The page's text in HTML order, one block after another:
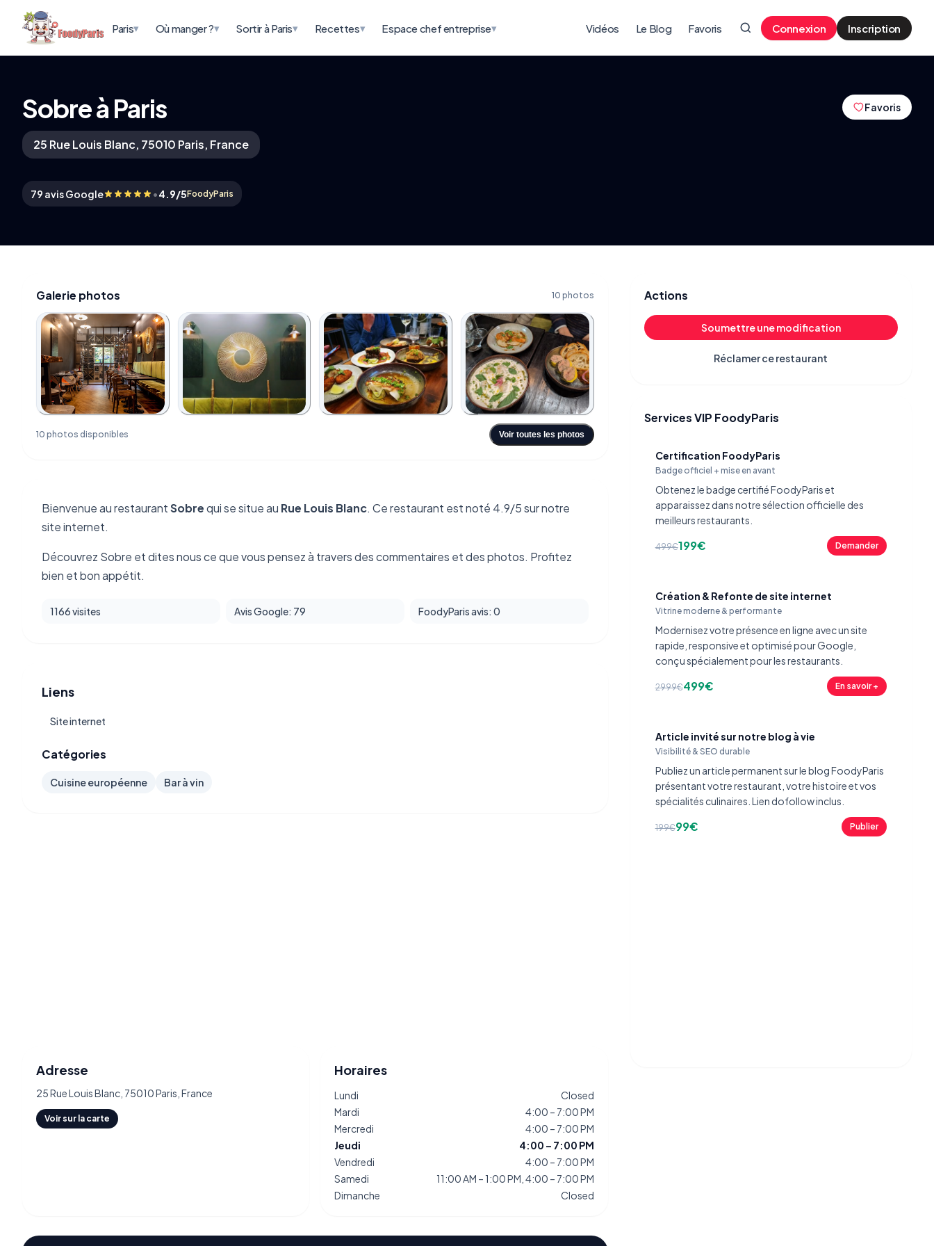
Paris▾ Où manger ?▾ Sortir à Paris▾ Recettes▾ Espace chef entreprise▾ Vidéos Le Blog Favoris Connexion Inscription
Sobre à Paris
25 Rue Louis Blanc, 75010 Paris, France
79 avis Google •4.9/5FoodyParis
Favoris
Galerie photos 10 photos
10 photos disponibles Voir toutes les photos
Bienvenue au restaurantSobrequi se situe au Rue Louis Blanc. Ce restaurant est noté 4.9/5 sur notre
site internet.
Découvrez Sobre et dites nous ce que vous pensez à travers des commentaires et des photos. Profitez
bien et bon appétit.
1166 visites Avis Google: 79 FoodyParis avis: 0
Liens
Site internet
Catégories
Cuisine européenne Bar à vin
Adresse
25 Rue Louis Blanc, 75010 Paris, France
Voir sur la carte
Horaires
Lundi
Closed
Mardi
4:00 – 7:00 PM
Mercredi
4:00 – 7:00 PM
Jeudi
4:00 – 7:00 PM
Vendredi
4:00 – 7:00 PM
Samedi
11:00 AM – 1:00 PM, 4:00 – 7:00 PM
Dimanche
Closed
Actions
Soumettre une modification
Réclamer ce restaurant
Services VIP FoodyParis
Certification FoodyParis
Badge officiel + mise en avant
Obtenez le badge certifié FoodyParis et
apparaissez dans notre sélection officielle des
meilleurs restaurants.
499€199€ Demander
Création & Refonte de site internet
Vitrine moderne & performante
Modernisez votre présence en ligne avec un site
rapide, responsive et optimisé pour Google,
conçu spécialement pour les restaurants.
2999€499€ En savoir +
Article invité sur notre blog à vie
Visibilité & SEO durable
Publiez un article permanent sur le blog FoodyParis
présentant votre restaurant, votre histoire et vos
spécialités culinaires. Lien dofollow inclus.
199€99€ Publier